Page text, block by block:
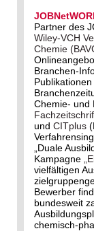
Partner des
Wiley-VCH
Chemie
Branchen-
Chemie- und
und CITplus
„Duale
Kampagne
vielfältigen
Bewerber
bundesweit
chemisch-